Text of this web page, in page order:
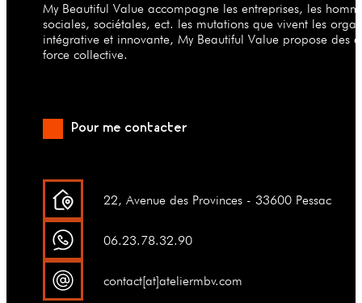
My Beautiful Value accompagne les entreprises, les
sociales, sociétales, ect. les mutations que vivent les
intégrative et innovante, My Beautiful Value propose des
force collective.
Pour me contacter
22, Avenue des Provinces - 33600 Pessac
06.23.78.32.90
contact[at]ateliermbv.com